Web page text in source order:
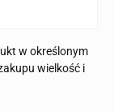
w określonym
wielkość i